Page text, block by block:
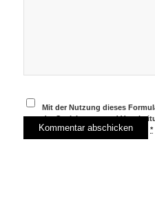
Mit der Nutzung dieses
der Speicherung und
diese Website einverstanden.*